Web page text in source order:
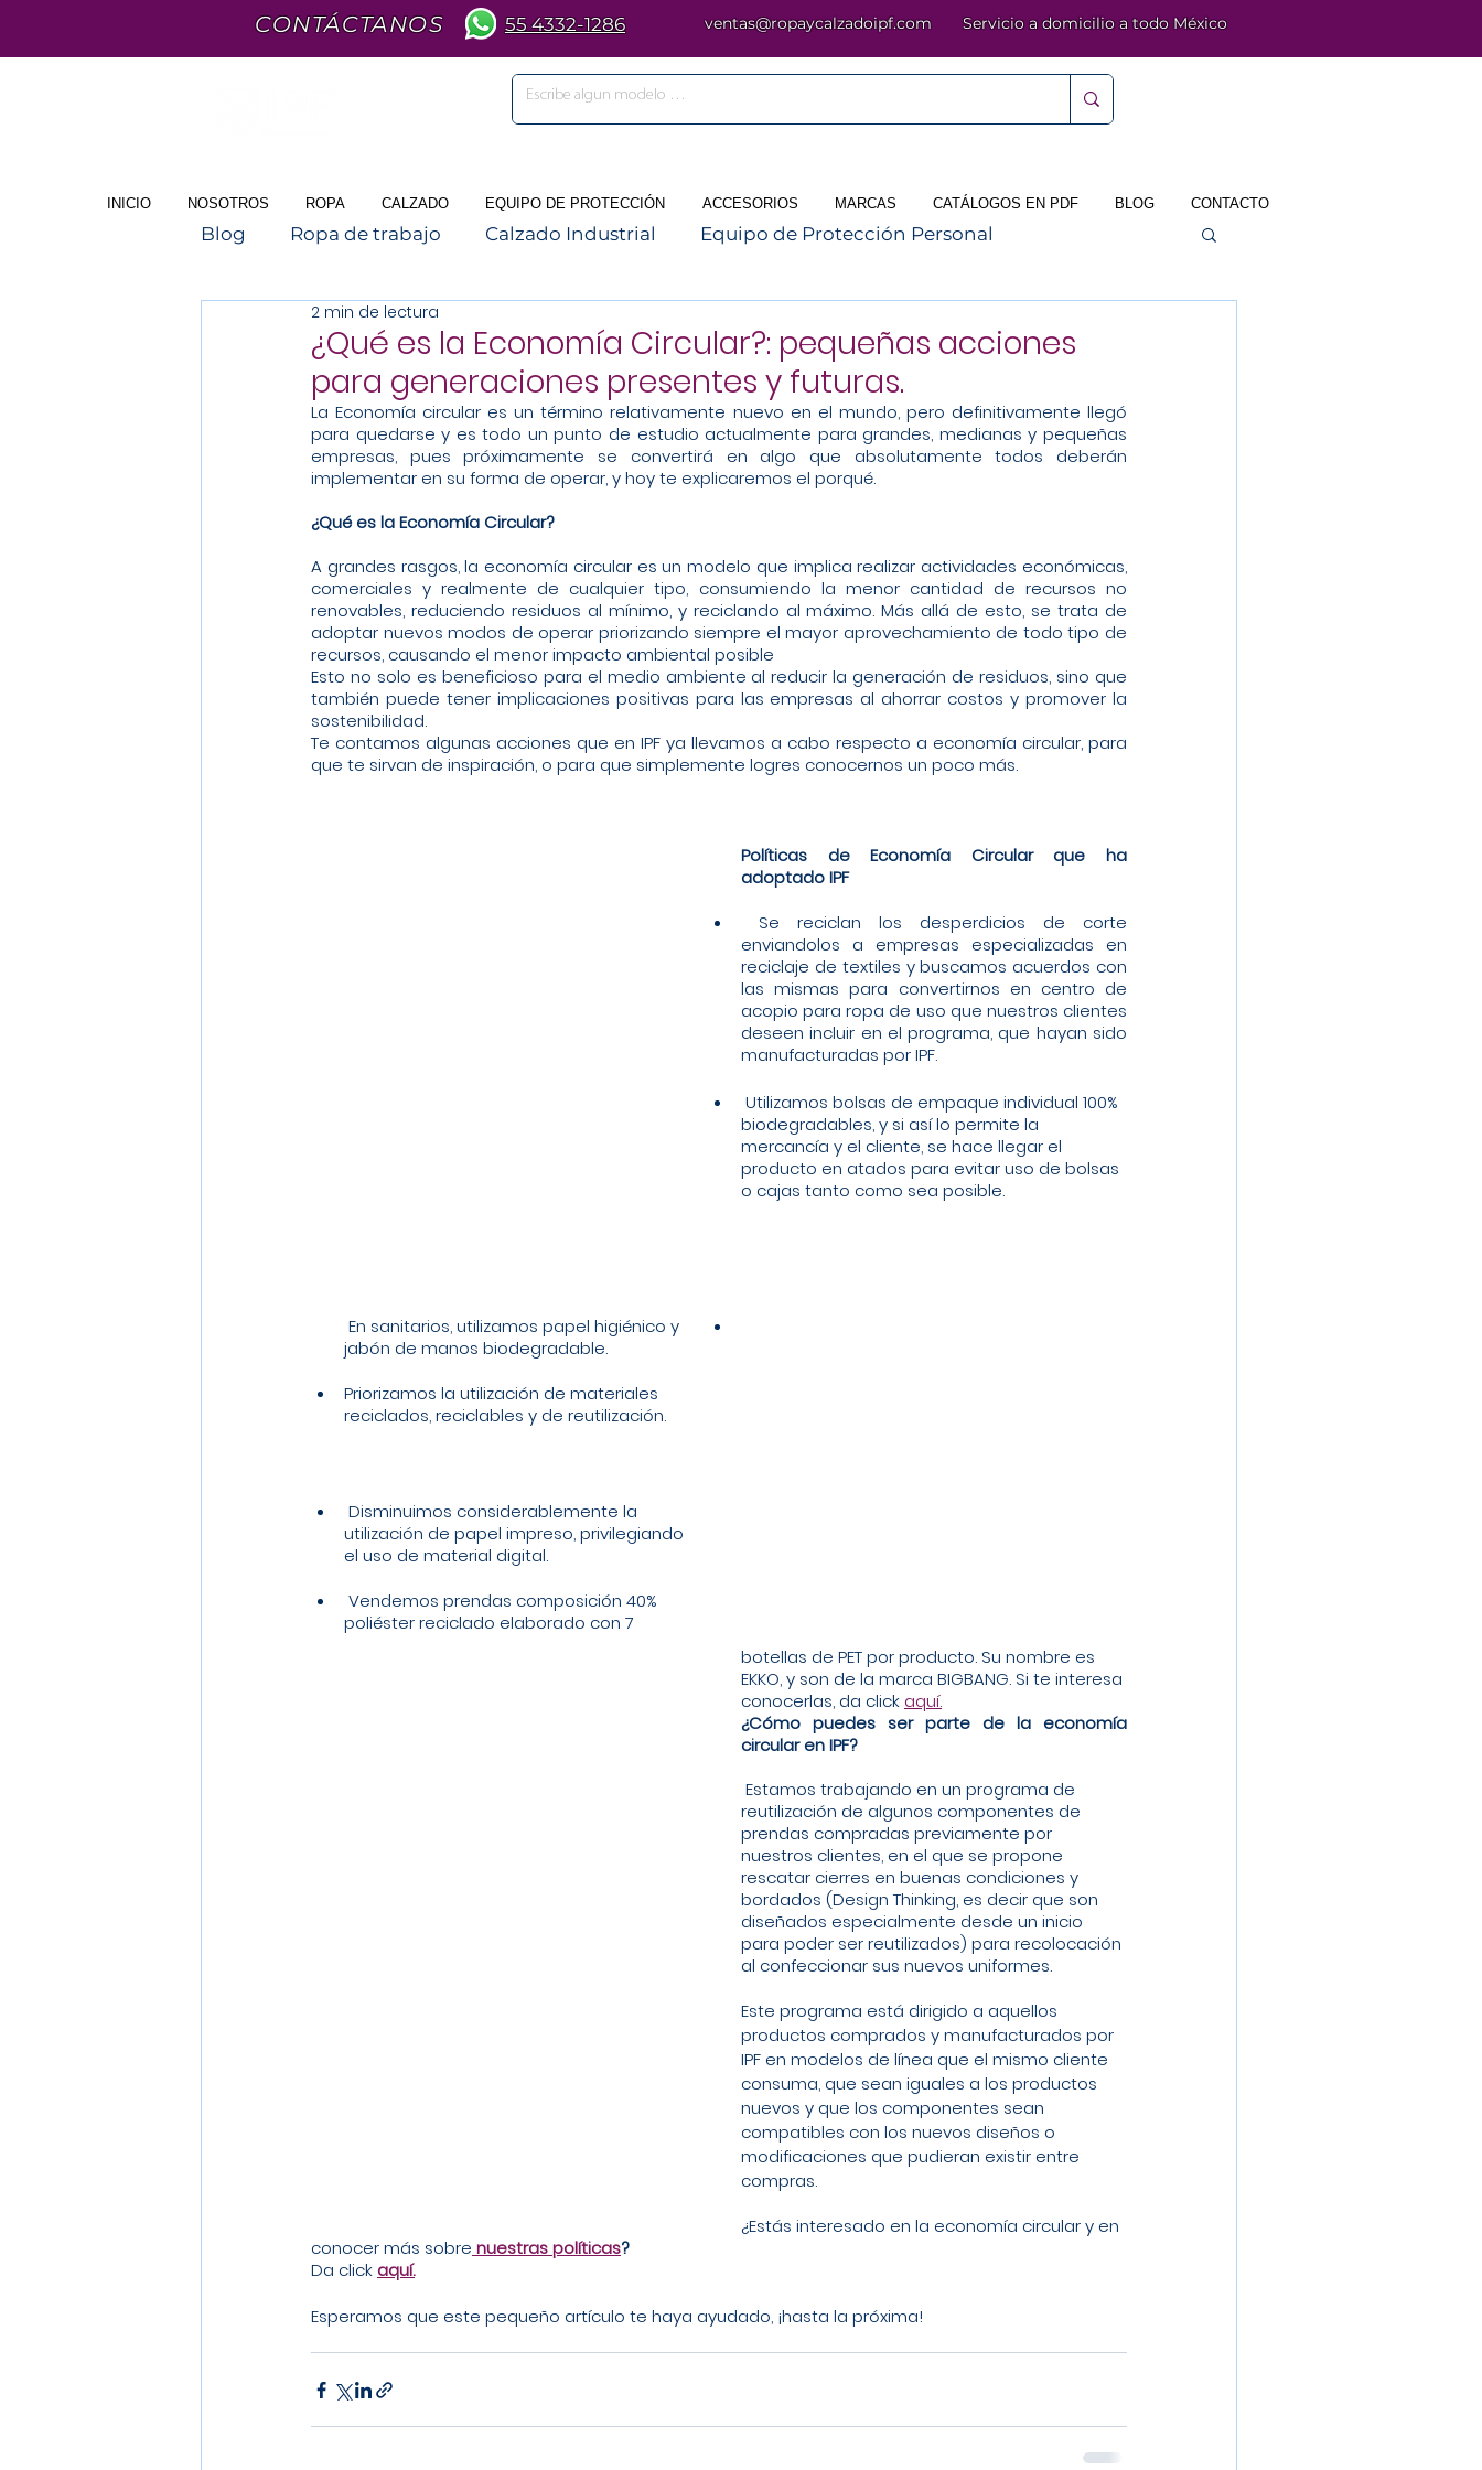
CONTÁCTANOS 55 4332-1286 ventas@ropaycalzadoipf.com Servicio a domicilio a todo México
INICIO NOSOTROS ROPA CALZADO EQUIPO DE PROTECCIÓN ACCESORIOS MARCAS CATÁLOGOS EN PDF BLOG CONTACTO
Blog Ropa de trabajo Calzado Industrial Equipo de Protección Personal
¿Qué es la Economía Circular?: pequeñas acciones
para generaciones presentes y futuras.
2 min de lectura
La Economía circular es un término relativamente nuevo en el mundo, pero definitivamente llegó
para quedarse y es todo un punto de estudio actualmente para grandes, medianas y pequeñas
empresas, pues próximamente se convertirá en algo que absolutamente todos deberán
implementar en su forma de operar, y hoy te explicaremos el porqué.
¿Qué es la Economía Circular?
A grandes rasgos, la economía circular es un modelo que implica realizar actividades económicas,
comerciales y realmente de cualquier tipo, consumiendo la menor cantidad de recursos no
renovables, reduciendo residuos al mínimo, y reciclando al máximo. Más allá de esto, se trata de
adoptar nuevos modos de operar priorizando siempre el mayor aprovechamiento de todo tipo de
recursos, causando el menor impacto ambiental posible
Esto no solo es beneficioso para el medio ambiente al reducir la generación de residuos, sino que
también puede tener implicaciones positivas para las empresas al ahorrar costos y promover la
sostenibilidad.
Te contamos algunas acciones que en IPF ya llevamos a cabo respecto a economía circular, para
que te sirvan de inspiración, o para que simplemente logres conocernos un poco más.
Políticas de Economía Circular que ha
adoptado IPF
enviandolos a empresas especializadas en
reciclaje de textiles y buscamos acuerdos con
las mismas para convertirnos en centro de
acopio para ropa de uso que nuestros clientes
deseen incluir en el programa, que hayan sido
manufacturadas por IPF.
biodegradables, y si así lo permite la
mercancía y el cliente, se hace llegar el
producto en atados para evitar uso de bolsas
o cajas tanto como sea posible.
jabón de manos biodegradable.
Priorizamos la utilización de materiales
reciclados, reciclables y de reutilización.
utilización de papel impreso, privilegiando
el uso de material digital.
poliéster reciclado elaborado con 7
botellas de PET por producto. Su nombre es
EKKO, y son de la marca BIGBANG. Si te interesa
conocerlas, da click aquí.
¿Cómo puedes ser parte de la economía
circular en IPF?
reutilización de algunos componentes de
prendas compradas previamente por
nuestros clientes, en el que se propone
rescatar cierres en buenas condiciones y
bordados (Design Thinking, es decir que son
diseñados especialmente desde un inicio
para poder ser reutilizados) para recolocación
al confeccionar sus nuevos uniformes.
Este programa está dirigido a aquellos
productos comprados y manufacturados por
IPF en modelos de línea que el mismo cliente
consuma, que sean iguales a los productos
nuevos y que los componentes sean
compatibles con los nuevos diseños o
modificaciones que pudieran existir entre
compras.
¿Estás interesado en la economía circular y en
conocer más sobre nuestras políticas?
Da click aquí.
Esperamos que este pequeño artículo te haya ayudado, ¡hasta la próxima!